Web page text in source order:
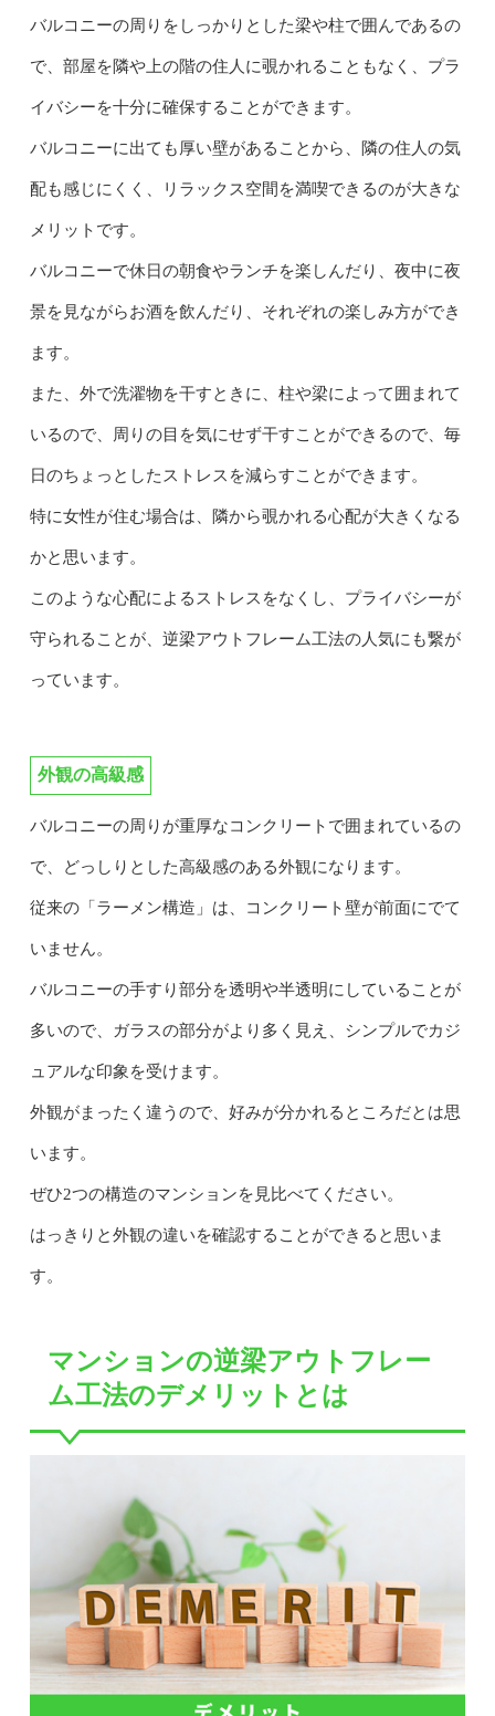
バルコニーの周りをしっかりとした梁や柱で囲んであるの
で、部屋を隣や上の階の住人に覗かれることもなく、プラ
イバシーを十分に確保することができます。
バルコニーに出ても厚い壁があることから、隣の住人の気
配も感じにくく、リラックス空間を満喫できるのが大きな
メリットです。
バルコニーで休日の朝食やランチを楽しんだり、夜中に夜
景を見ながらお酒を飲んだり、それぞれの楽しみ方ができ
ます。
また、外で洗濯物を干すときに、柱や梁によって囲まれて
いるので、周りの目を気にせず干すことができるので、毎
日のちょっとしたストレスを減らすことができます。
特に女性が住む場合は、隣から覗かれる心配が大きくなる
かと思います。
このような心配によるストレスをなくし、プライバシーが
守られることが、逆梁アウトフレーム工法の人気にも繋が
っています。
外観の高級感
バルコニーの周りが重厚なコンクリートで囲まれているの
で、どっしりとした高級感のある外観になります。
従来の「ラーメン構造」は、コンクリート壁が前面にでて
いません。
バルコニーの手すり部分を透明や半透明にしていることが
多いので、ガラスの部分がより多く見え、シンプルでカジ
ュアルな印象を受けます。
外観がまったく違うので、好みが分かれるところだとは思
います。
ぜひ2つの構造のマンションを見比べてください。
はっきりと外観の違いを確認することができると思いま
す。
マンションの逆梁アウトフレー
ム工法のデメリットとは